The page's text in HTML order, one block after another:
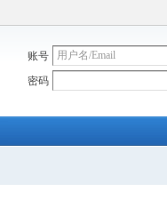
账号
密码